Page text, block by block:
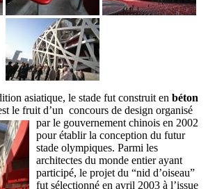
asiatique, le stade fut construit en béton
le fruit d’un concours de design organisé
par le gouvernement chinois en 2002
pour établir la conception du futur
stade olympiques. Parmi les
architectes du monde entier ayant
participé, le projet du “nid d’oiseau”
fut sélectionné en avril 2003 à l’issue